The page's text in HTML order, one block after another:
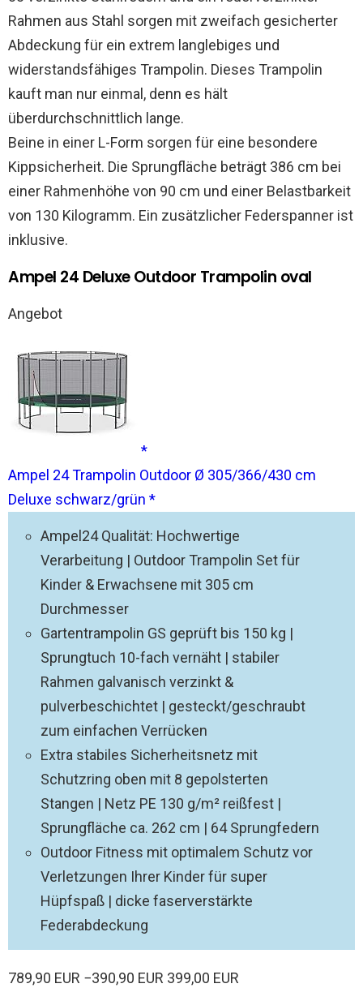
Rahmen aus Stahl sorgen mit zweifach gesicherter
Abdeckung für ein extrem langlebiges und
widerstandsfähiges Trampolin. Dieses Trampolin
kauft man nur einmal, denn es hält
überdurchschnittlich lange.
Beine in einer L-Form sorgen für eine besondere
Kippsicherheit. Die Sprungfläche beträgt 386 cm bei
einer Rahmenhöhe von 90 cm und einer Belastbarkeit
von 130 Kilogramm. Ein zusätzlicher Federspanner ist
inklusive.
Ampel 24 Deluxe Outdoor Trampolin oval
Angebot
Ampel 24 Trampolin Outdoor Ø 305/366/430 cm
Deluxe schwarz/grün
Ampel24 Qualität: Hochwertige
Verarbeitung | Outdoor Trampolin Set für
Kinder & Erwachsene mit 305 cm
Durchmesser
Gartentrampolin GS geprüft bis 150 kg |
Sprungtuch 10-fach vernäht | stabiler
Rahmen galvanisch verzinkt &
pulverbeschichtet | gesteckt/geschraubt
zum einfachen Verrücken
Extra stabiles Sicherheitsnetz mit
Schutzring oben mit 8 gepolsterten
Stangen | Netz PE 130 g/m² reißfest |
Sprungfläche ca. 262 cm | 64 Sprungfedern
Outdoor Fitness mit optimalem Schutz vor
Verletzungen Ihrer Kinder für super
Hüpfspaß | dicke faserverstärkte
Federabdeckung
789,90 EUR −390,90 EUR 399,00 EUR